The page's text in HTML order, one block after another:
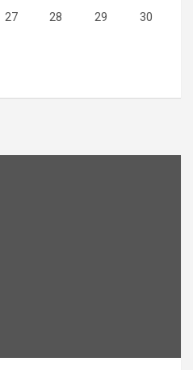
27 28 29 30